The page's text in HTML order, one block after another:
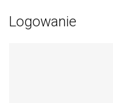
Logowanie